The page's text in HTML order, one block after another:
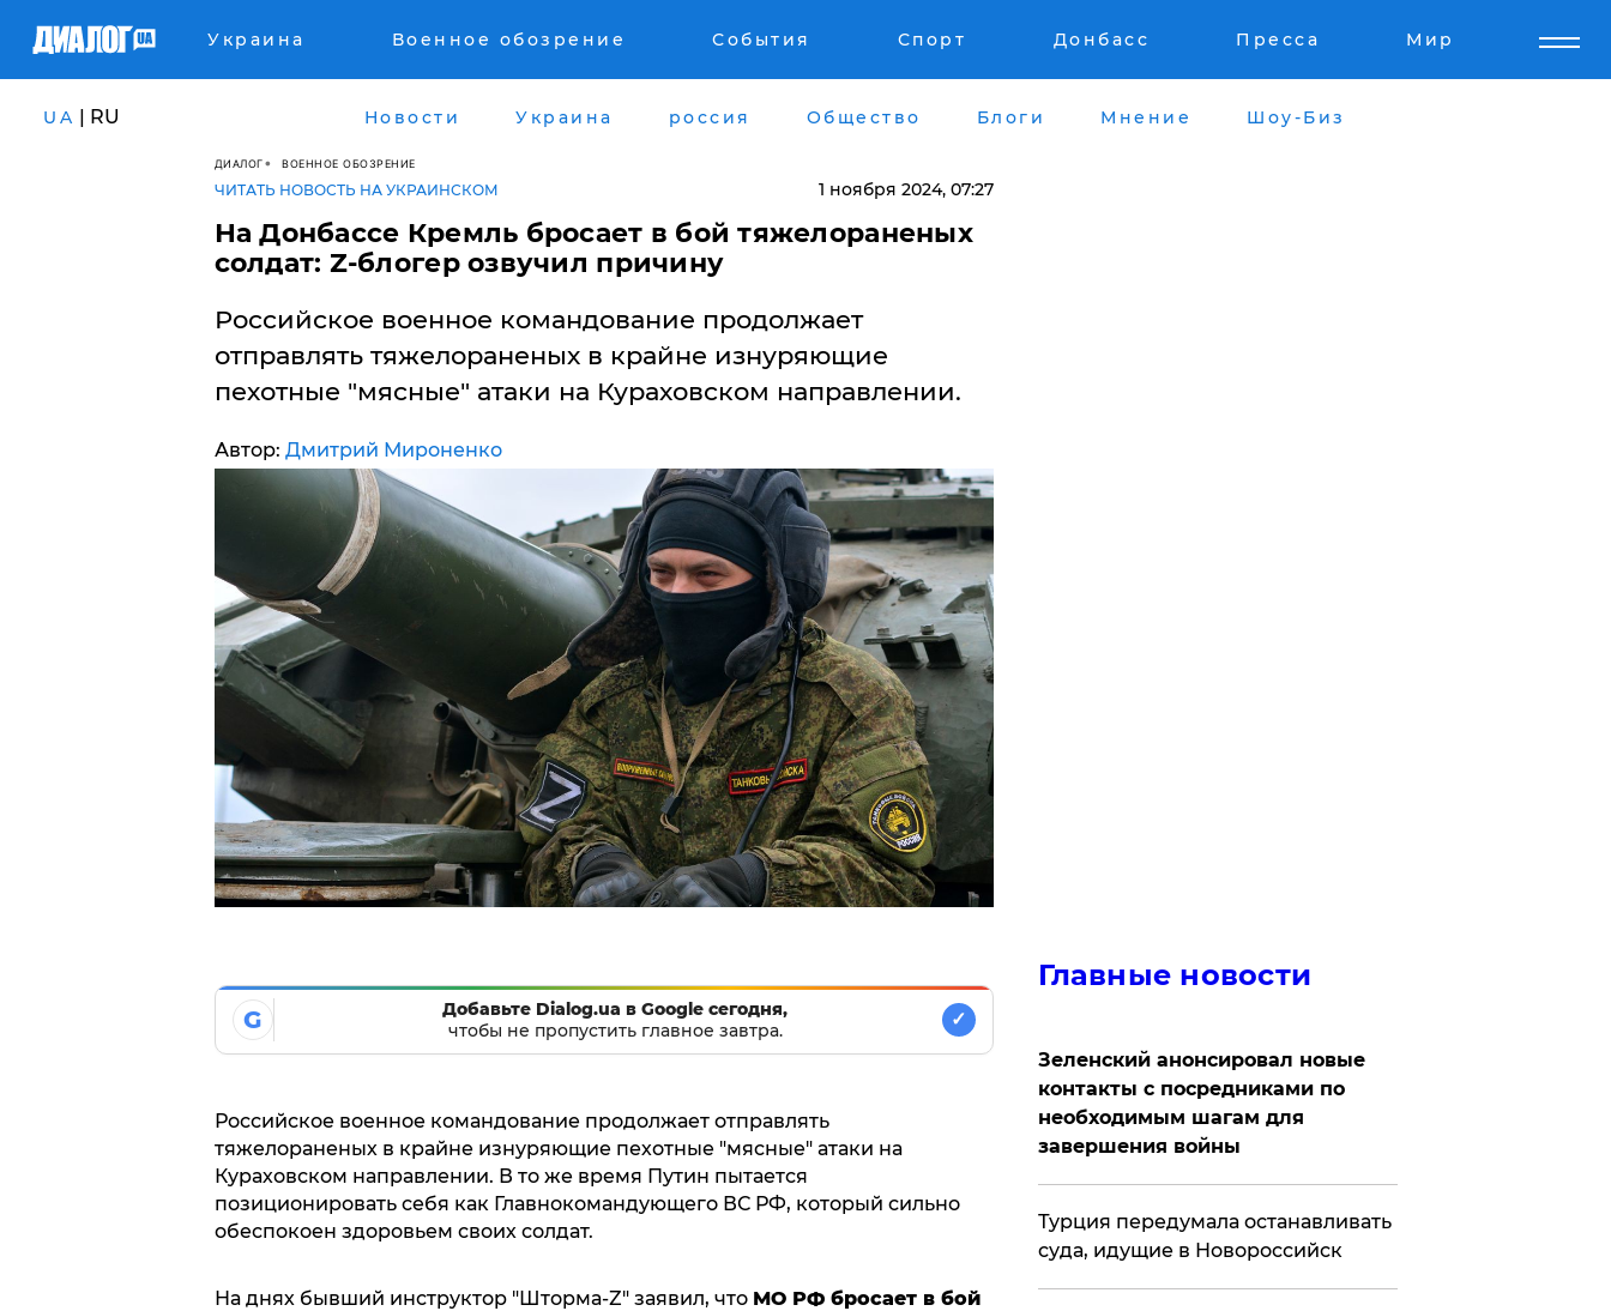
Украина Военное обозрение События Спорт Донбасс Пресса Мир
UA | RU Новости Украина россия Общество Блоги Мнение Шоу-Биз
ДИАЛОГ ВОЕННОЕ ОБОЗРЕНИЕ
ЧИТАТЬ НОВОСТЬ НА УКРАИНСКОМ 1 ноября 2024, 07:27
​На Донбассе Кремль бросает в бой тяжелораненых
солдат: Z-блогер озвучил причину
Российское военное командование продолжает
отправлять тяжелораненых в крайне изнуряющие
пехотные "мясные" атаки на Кураховском направлении.
Автор: Дмитрий Мироненко
G
Добавьте Dialog.ua в Google сегодня,
чтобы не пропустить главное завтра.
✓
Российское военное командование продолжает отправлять
тяжелораненых в крайне изнуряющие пехотные "мясные" атаки на
Кураховском направлении. В то же время Путин пытается
позиционировать себя как Главнокомандующего ВС РФ, который сильно
обеспокоен здоровьем своих солдат.
На днях бывший инструктор "Шторма-Z" заявил, что МО РФ бросает в бой
Главные новости
Зеленский анонсировал новые
контакты с посредниками по
необходимым шагам для
завершения войны
Турция передумала останавливать
суда, идущие в Новороссийск